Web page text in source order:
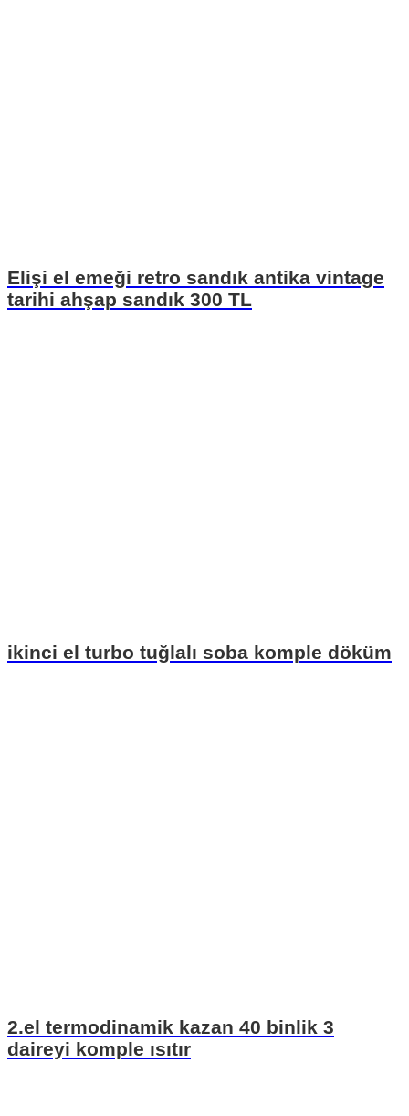
Elişi el emeği retro sandık antika vintage
tarihi ahşap sandık 300 TL
ikinci el turbo tuğlalı soba komple döküm
2.el termodinamik kazan 40 binlik 3
daireyi komple ısıtır